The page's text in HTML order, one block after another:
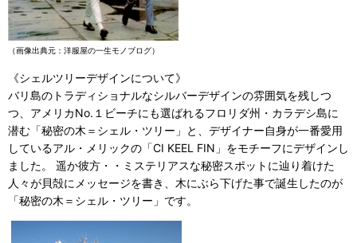
（画像出典元：洋服屋の一生モノブログ）
《シェルツリーデザインについて》
バリ島のトラディショナルなシルバーデザインの雰囲気を残しつ
つ、アメリカNo.１ビーチにも選ばれるフロリダ州・カラデシ島に
潜む「秘密の木＝シェル・ツリー」と、デザイナー自身が一番愛用
しているアル・メリックの「CI KEEL FIN」をモチーフにデザインし
ました。 遥か彼方・・ミステリアスな秘密スポットに辿り着けた
人々が貝殻にメッセージを書き、木にぶら下げた事で誕生したのが
「秘密の木＝シェル・ツリー」です。